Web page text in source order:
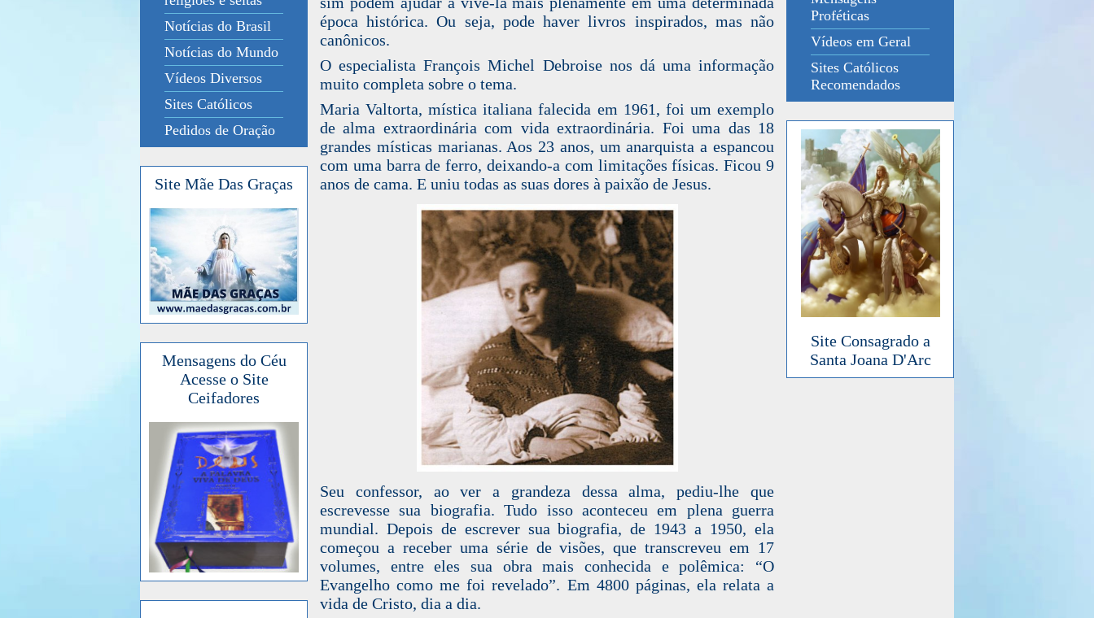
Notícias do Brasil
Notícias do Mundo
Vídeos Diversos
Sites Católicos
Pedidos de Oração
Site Mãe Das Graças
Mensagens do Céu
Acesse o Site
Ceifadores
época histórica. Ou seja, pode haver livros inspirados, mas não
canônicos.
O especialista François Michel Debroise nos dá uma informação
muito completa sobre o tema.
Maria Valtorta, mística italiana falecida em 1961, foi um exemplo
de alma extraordinária com vida extraordinária. Foi uma das 18
grandes místicas marianas. Aos 23 anos, um anarquista a espancou
com uma barra de ferro, deixando-a com limitações físicas. Ficou 9
anos de cama. E uniu todas as suas dores à paixão de Jesus.
Seu confessor, ao ver a grandeza dessa alma, pediu-lhe que
escrevesse sua biografia. Tudo isso aconteceu em plena guerra
mundial. Depois de escrever sua biografia, de 1943 a 1950, ela
começou a receber uma série de visões, que transcreveu em 17
volumes, entre eles sua obra mais conhecida e polêmica: “O
Evangelho como me foi revelado”. Em 4800 páginas, ela relata a
vida de Cristo, dia a dia.
Proféticas
Vídeos em Geral
Sites Católicos
Recomendados
Site Consagrado a
Santa Joana D'Arc